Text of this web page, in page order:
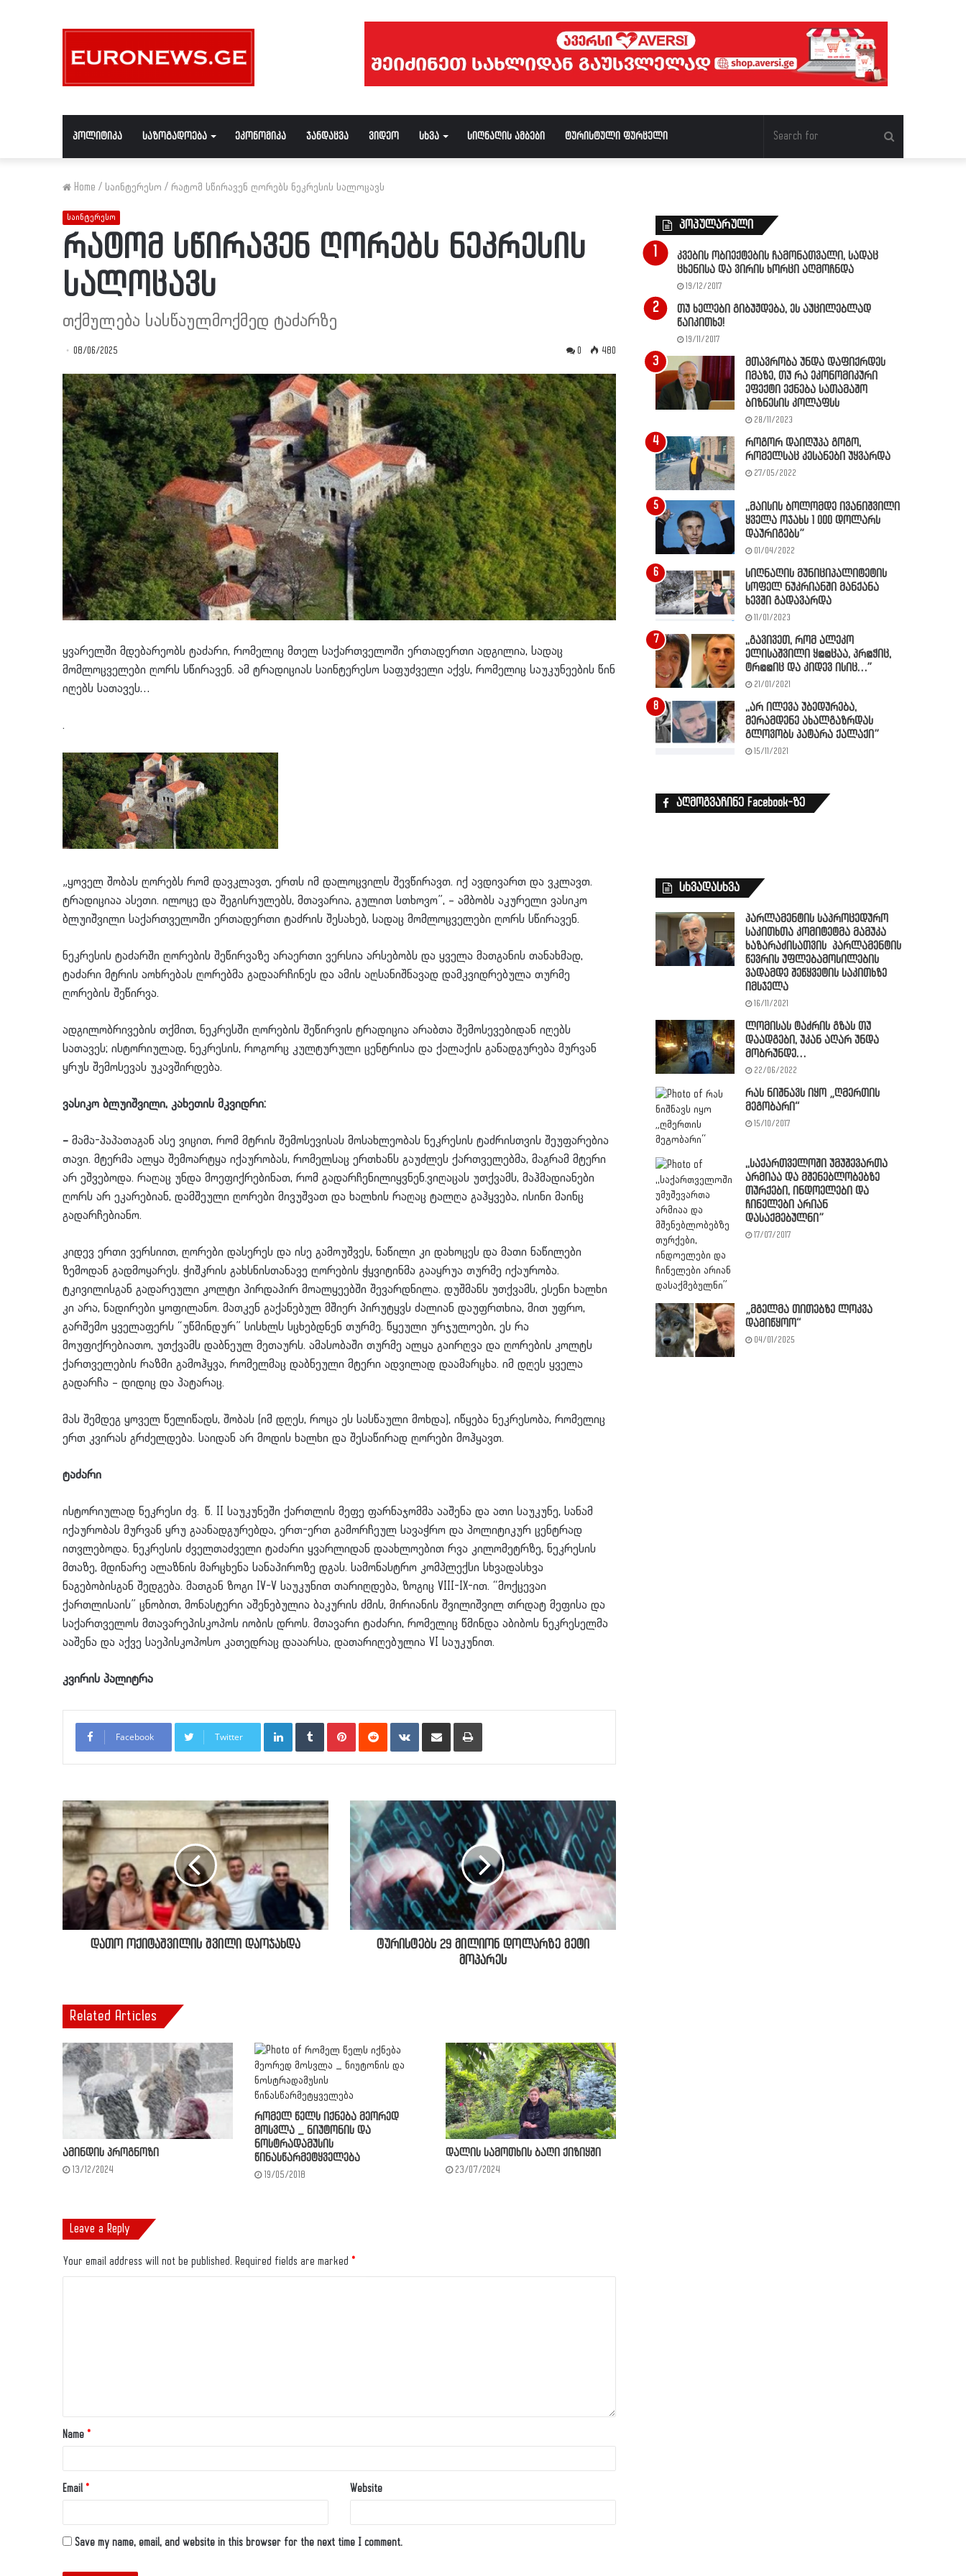
პოლიტიკა საზოგადოება ეკონომიკა ჯანდაცვა ვიდეო სხვა სიღნაღის ამბები ტურისტული ფურცელი
Home / საინტერესო / რატომ სწირავენ ღორებს ნეკრესის სალოცავს
საინტერესო
რატომ სწირავენ ღორებს ნეკრესის
სალოცავს
თქმულება სასწაულმოქმედ ტაძარზე
08/06/2025 0 480
ყვარელში მდებარეობს ტაძარი, რომელიც მთელ საქართველოში ერთადერთი ადგილია, სადაც
მომლოცველები ღორს სწირავენ. ამ ტრადიციას საინტერესო საფუძველი აქვს, რომელიც საუკუნეების წინ
იღებს სათავეს…
.
„ყოველ შობას ღორებს რომ დავკლავთ, ერთს იმ დალოცვილს შევწირავთ. იქ ავდივართ და ვკლავთ.
ტრადიციაა ასეთი. ილოცე და შეგისრულებს, მთავარია, გულით სთხოვო”, – ამბობს აკურელი ვასიკო
ბლუიშვილი საქართველოში ერთადერთი ტაძრის შესახებ, სადაც მომლოცველები ღორს სწირავენ.
ნეკრესის ტაძარში ღორების შეწირვაზე არაერთი ვერსია არსებობს და ყველა მათგანის თანახმად,
ტაძარი მტრის აოხრებას ღორებმა გადაარჩინეს და ამის აღსანიშნავად დამკვიდრებულა თურმე
ღორების შეწირვა.
ადგილობრივების თქმით, ნეკრესში ღორების შეწირვის ტრადიცია არაბთა შემოსევებიდან იღებს
სათავეს; ისტორიულად, ნეკრესის, როგორც კულტურული ცენტრისა და ქალაქის განადგურება მურვან
ყრუს შემოსევას უკავშირდება.
ვასიკო ბლუიშვილი, კახეთის მკვიდრი:
– მამა-პაპათაგან ასე ვიცით, რომ მტრის შემოსევისას მოსახლეობას ნეკრესის ტაძრისთვის შეუფარებია
თავი. მტერმა ალყა შემოარტყა იქაურობას, რომელსაც ერთხანს გაუძლეს ქართველებმა, მაგრამ მტერი
არ ეშვებოდა. რაღაც უნდა მოეფიქრებინათ, რომ გადარჩენილიყვნენ.ვიღაცას უთქვამს, მაჰმადიანები
ღორს არ ეკარებიან, დამშეული ღორები მივუშვათ და ხალხის რაღაც ტალღა გაჰყვება, ისინი მაინც
გადარჩებიანო.
კიდევ ერთი ვერსიით, ღორები დასერეს და ისე გამოუშვეს, ნაწილი კი დახოცეს და მათი ნაწილები
ზემოდან გადმოყარეს. ჭიშკრის გახსნისთანავე ღორების ჭყვიტინმა გააყრუა თურმე იქაურობა.
ტკივილისგან გადარეული კოლტი პირდაპირ მოალყეებში შევარდნილა. დუშმანს უთქვამს, ესენი ხალხი
კი არა, ნადირები ყოფილანო. მათკენ გაქანებულ მშიერ პირუტყვს ძალიან დაუფრთხია, მით უფრო,
გარშემო ყველაფერს “უწმინდურ” სისხლს სცხებდნენ თურმე. წყეული ურჯულოები, ეს რა
მოუფიქრებიათო, უთქვამს დაბნეულ მეთაურს. ამასობაში თურმე ალყა გაირღვა და ღორების კოლტს
ქართველების რაზმი გამოჰყვა, რომელმაც დაბნეული მტერი ადვილად დაამარცხა. იმ დღეს ყველა
გადარჩა – დიდიც და პატარაც.
მას შემდეგ ყოველ წელიწადს, შობას (იმ დღეს, როცა ეს სასწაული მოხდა), იწყება ნეკრესობა, რომელიც
ერთ კვირას გრძელდება. საიდან არ მოდის ხალხი და შესაწირად ღორები მოჰყავთ.
ტაძარი
ისტორიულად ნეკრესი ძვ. წ. II საუკუნეში ქართლის მეფე ფარნაჯომმა ააშენა და ათი საუკუნე, სანამ
იქაურობას მურვან ყრუ გაანადგურებდა, ერთ-ერთ გამორჩეულ სავაჭრო და პოლიტიკურ ცენტრად
ითვლებოდა. ნეკრესის ძველთაძველი ტაძარი ყვარლიდან დაახლოებით რვა კილომეტრზე, ნეკრესის
მთაზე, მდინარე ალაზნის მარცხენა სანაპიროზე დგას. სამონასტრო კომპლექსი სხვადასხვა
ნაგებობისგან შედგება. მათგან ზოგი IV-V საუკუნით თარიღდება, ზოგიც VIII-IX-ით. “მოქცევაი
ქართლისაის” ცნობით, მონასტერი აშენებულია ბაკურის ძმის, მირიანის შვილიშვილ თრდატ მეფისა და
საქართველოს მთავარეპისკოპოს იობის დროს. მთავარი ტაძარი, რომელიც წმინდა აბიბოს ნეკრესელმა
ააშენა და აქვე საეპისკოპოსო კათედრაც დააარსა, დათარიღებულია VI საუკუნით.
კვირის პალიტრა
Facebook Twitter
LinkedInTumblr PinterestReddit VKontakteShare via Email Print
დათო ოქიტაშვილის შვილი დაოჯახდა
ტურისტებს 29 მილიონ დოლარზე მეტი
მოპარეს
Related Articles
ამინდის პროგნოზი
13/12/2024
რომელ წელს იქნება მეორედ
მოსვლა _ ნიუტონის და
ნოსტრადამუსის
წინასწარმეტყველება
19/05/2018
დალის სამოთხის ბაღი ქიზიყში
23/07/2024
Leave a Reply
Your email address will not be published. Required fields are marked *
Name *
Email * Website
Save my name, email, and website in this browser for the next time I comment.
პოპულარული
კვების ობიექტების ჩამონათვალი, სადაც
ცხენისა და ვირის ხორცი აღმოჩნდა
19/12/2017
თუ ხელები გიბუჟდება, ეს აუცილებლად
წაიკითხე!
19/11/2017
მთავრობა უნდა დაფიქრდეს
იმაზე, თუ რა ეკონომიკური
ეფექტი ექნება სათამაშო
ბიზნესის კოლაფსს
28/11/2023
როგორ დაიღუპა გოგო,
რომელსაც კესანები უყვარდა
27/05/2022
,,მაისის ბოლომდე ივანიშვილი
ყველა ოჯახს 1 000 დოლარს
დაურიგებს”
01/04/2022
სიღნაღის მუნიციპალიტეტის
სოფელ ნუკრიანში მანქანა
ხევში გადავარდა
11/01/2023
,,გავივეთ, რომ ალეკო
ელისაშვილი ყ@@ცაა, პრ@ჭიც,
ტრ@@იც და კიდევ ისიც…”
21/01/2021
,,არ ილევა უბედურება,
მერამდენე ახალგაზრდას
გლოვობს პატარა ქალაქი”
15/11/2021
აღმოგვაჩინე Facebook-ზე
სხვადასხვა
პარლამენტის საპროცედურო
საკითხთა კომიტეტმა მამუკა
ხაზარაძისათვის პარლამენტის
წევრის უფლებამოსილების
ვადამდე შეწყვეტის საკითხზე
იმსჯელა
16/11/2021
ლომისას ტაძრის გზას თუ
დაადგები, უკან აღარ უნდა
მობრუნდე…
22/06/2022
რას ნიშნავს იყო „ღმერთის
მეგობარი“
15/10/2017
,,საქართველოში უმუშევართა
არმიაა და მშენებლობებზე
თურქები, ინდოელები და
ჩინელები არიან
დასაქმებულნი”
17/07/2017
„მგელმა თითებზე ლოკვა
დამიწყოო“
04/01/2025